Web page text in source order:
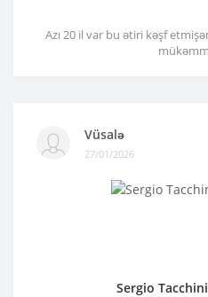
Azı 20 il var bu ətiri kəşf
Vüsalə
27/01/2026
Sergio